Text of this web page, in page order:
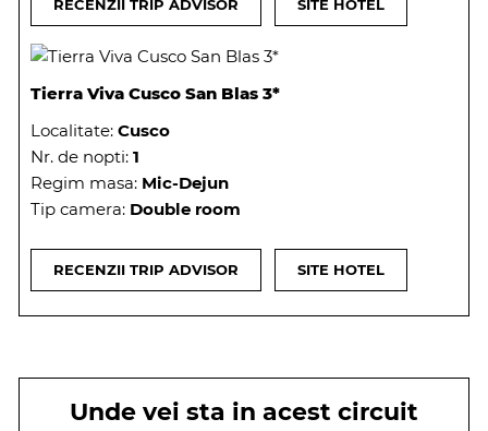
RECENZII TRIP ADVISOR SITE HOTEL
Tierra Viva Cusco San Blas 3*
Localitate: Cusco
Nr. de nopti: 1
Regim masa: Mic-Dejun
Tip camera: Double room
RECENZII TRIP ADVISOR SITE HOTEL
Unde vei sta in acest circuit